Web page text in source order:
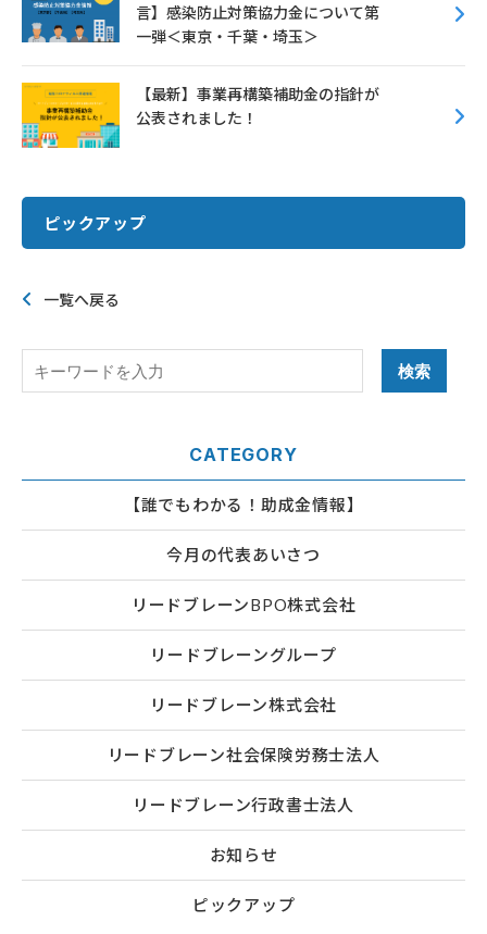
言】感染防止対策協力金について第
一弾＜東京・千葉・埼玉＞
【最新】事業再構築補助金の指針が
公表されました！
ピックアップ
一覧へ戻る
CATEGORY
【誰でもわかる！助成金情報】
今月の代表あいさつ
リードブレーンBPO株式会社
リードブレーングループ
リードブレーン株式会社
リードブレーン社会保険労務士法人
リードブレーン行政書士法人
お知らせ
ピックアップ